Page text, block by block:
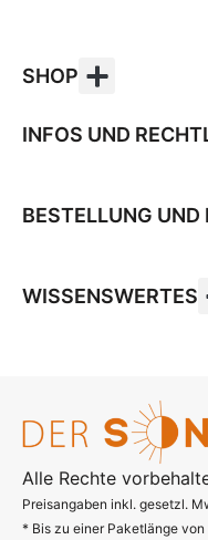
SHOP
INFOS UND
BESTELLUNG UND
WISSENSWERTES
Alle Rechte
Preisangaben inkl. gesetzl.
* Bis zu einer Paketlänge von